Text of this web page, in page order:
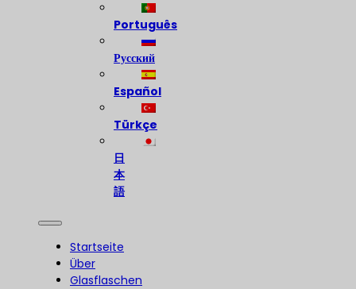
Português
Русский
Español
Türkçe
日
本
語
Startseite
Über
Glasflaschen